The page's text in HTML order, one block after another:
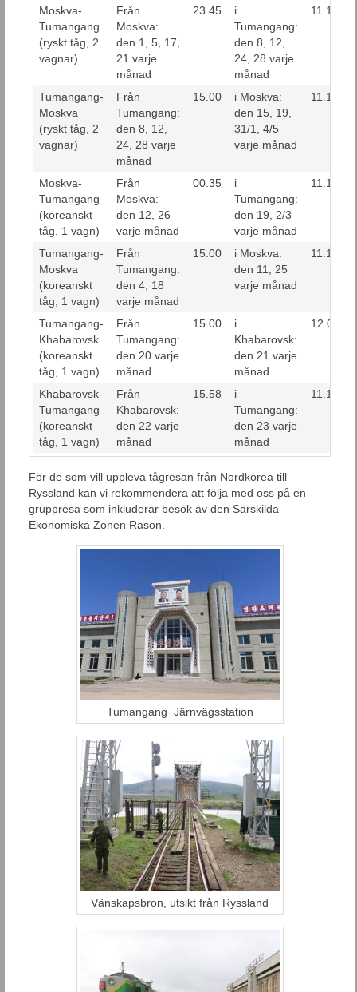
Moskva-
Tumangang
(ryskt tåg, 2
vagnar)
Från
Moskva:
den 1, 5, 17,
21 varje
månad
23.45
i
Tumangang:
den 8, 12,
24, 28 varje
månad
11.15
Tumangang-
Moskva
(ryskt tåg, 2
vagnar)
Från
Tumangang:
den 8, 12,
24, 28 varje
månad
15.00
i Moskva:
den 15, 19,
31/1, 4/5
varje månad
11.13
Moskva-
Tumangang
(koreanskt
tåg, 1 vagn)
Från
Moskva:
den 12, 26
varje månad
00.35
i
Tumangang:
den 19, 2/3
varje månad
11.15
Tumangang-
Moskva
(koreanskt
tåg, 1 vagn)
Från
Tumangang:
den 4, 18
varje månad
15.00
i Moskva:
den 11, 25
varje månad
11.13
Tumangang-
Khabarovsk
(koreanskt
tåg, 1 vagn)
Från
Tumangang:
den 20 varje
månad
15.00
i
Khabarovsk:
den 21 varje
månad
12.09
Khabarovsk-
Tumangang
(koreanskt
tåg, 1 vagn)
Från
Khabarovsk:
den 22 varje
månad
15.58
i
Tumangang:
den 23 varje
månad
11.15
För de som vill uppleva tågresan från Nordkorea till
Ryssland kan vi rekommendera att följa med oss på en
gruppresa som inkluderar besök av den Särskilda
Ekonomiska Zonen Rason.
Tumangang Järnvägsstation
Vänskapsbron, utsikt från Ryssland